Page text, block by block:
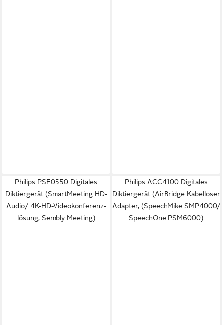
Philips PSE0550 Digitales
Diktiergerät (SmartMeeting HD-
Audio/ 4K-HD-Videokonferenz-
lösung, Sembly Meeting)
Philips ACC4100 Digitales
Diktiergerät (AirBridge Kabelloser
Adapter, (SpeechMike SMP4000/
SpeechOne PSM6000)